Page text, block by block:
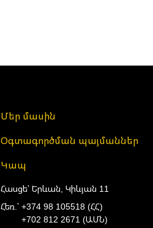
Մեր մասին
Օգտագործման պայմաններ
Կապ
Հասցե՝ Երևան, Կիևյան 11
Հեռ.՝+374 98 105518 (ՀՀ)
+702 812 2671 (ԱՄՆ)